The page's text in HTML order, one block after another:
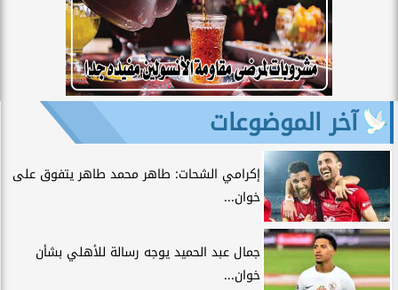
آخر الموضوعات
إكرامي الشحات: طاهر محمد طاهر يتفوق على
خوان...
جمال عبد الحميد يوجه رسالة للأهلي بشأن
خوان...